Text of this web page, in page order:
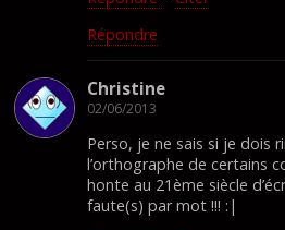
Répondre
Christine
02/06/2013
Perso, je ne sais si je dois
l’orthographe de certains
honte au 21ème siècle
faute(s) par mot !!! :|